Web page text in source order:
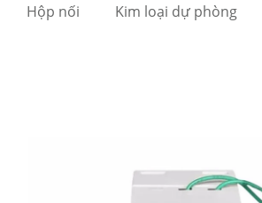
Hộp nối Kim loại dự phòng